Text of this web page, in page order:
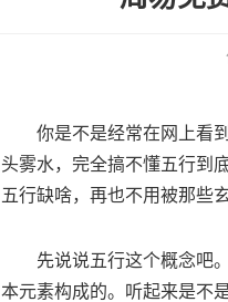
你是不是经常在网上看
头雾水，完全搞不懂五行到
五行缺啥，再也不用被那些
先说说五行这个概念吧
本元素构成的。听起来是不